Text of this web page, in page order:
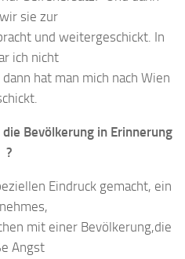
sie zur
und weitergeschickt. In
ich nicht
hat man mich nach Wien
Bevölkerung in Erinnerung
?
Eindruck gemacht, ein
mit einer Bevölkerung,die
Angst